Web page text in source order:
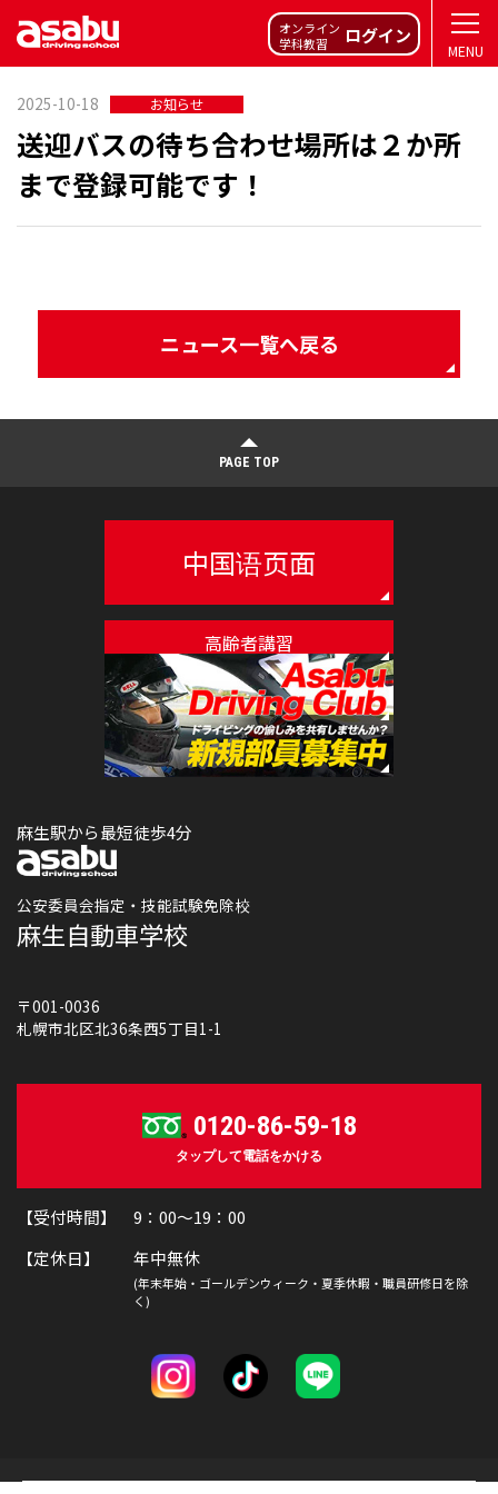
オンライン
学科教習
ログイン
MENU
2025-10-18 お知らせ
送迎バスの待ち合わせ場所は２か所
まで登録可能です！
ニュース一覧へ戻る
PAGE TOP
麻生駅から最短徒歩4分
公安委員会指定・技能試験免除校
麻生自動車学校
〒001-0036
札幌市北区北36条西5丁目1-1
高齢者講習
中国语页面
麻生自動車学校の求人情報
0120-86-59-18
タップして電話をかける
【受付時間】 9：00～19：00
【定休日】 年中無休
(年末年始・ゴールデンウィーク・夏季休暇・職員研修日を除
く)